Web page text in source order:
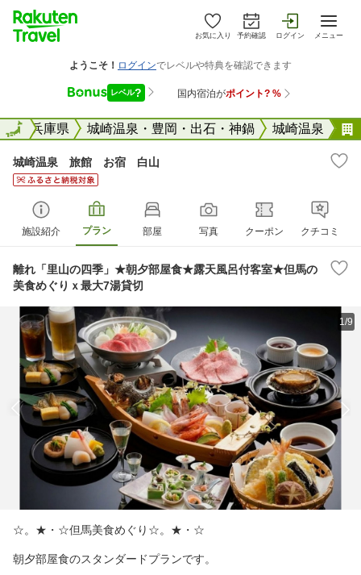
お気に入り 予約確認 ログイン メニュー
全国兵庫県 城崎温泉・豊岡・出石・神鍋 城崎温泉
全国
城崎温泉 旅館 お宿 白山
施設紹介 プラン 部屋 写真 クーポン クチコミ
離れ「里山の四季」★朝夕部屋食★露天風呂付客室★但馬の
美食めぐりｘ最大7湯貸切
1/9
☆。★・☆但馬美食めぐり☆。★・☆
朝夕部屋食のスタンダードプランです。